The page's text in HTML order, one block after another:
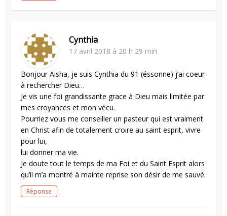
Cynthia
17 avril 2018 à 20 h 29 min
Bonjour Aisha, je suis Cynthia du 91 (éssonne) j’ai coeur
à rechercher Dieu…
Je vis une foi grandissante grace à Dieu mais limitée par
mes croyances et mon vécu.
Pourriez vous me conseiller un pasteur qui est vraiment
en Christ afin de totalement croire au saint esprit, vivre
pour lui,
lui donner ma vie.
Je doute tout le temps de ma Foi et du Saint Esprit alors
qu’il m’a montré à mainte reprise son désir de me sauvé.
Réponse